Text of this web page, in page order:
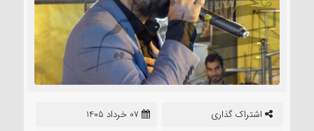
اشتراک گذاری
07 خرداد 1405